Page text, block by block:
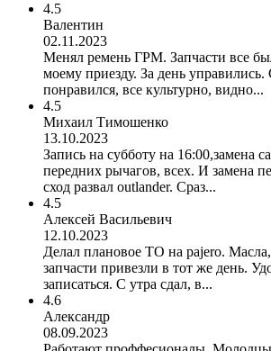
4.5
Валентин
02.11.2023
Менял ремень ГРМ. Запчасти все
моему приезду. За день
понравился, все культурно, видно...
4.5
Михаил Тимошенко
13.10.2023
Запись на субботу на 16:00,замена
передних рычагов, всех. И замена
сход развал outlander. Сраз...
4.5
Алексей Васильевич
12.10.2023
Делал плановое ТО на pajero.
запчасти привезли в тот же день.
записаться. С утра сдал, в...
4.6
Александр
08.09.2023